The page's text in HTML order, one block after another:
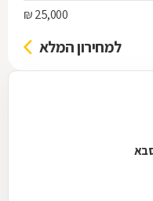
25,000 ₪
למחירון המלא